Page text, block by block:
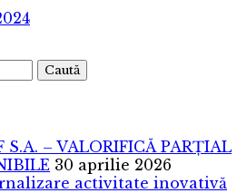
Caută
S.A. – VALORIFICĂ PARȚIAL
30 aprilie 2026
activitate inovativă